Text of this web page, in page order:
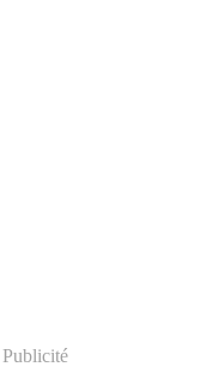
Publicité